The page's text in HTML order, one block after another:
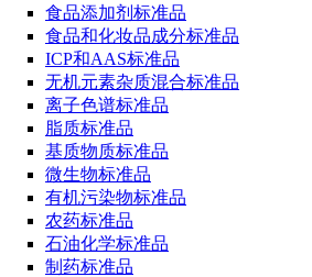
食品添加剂标准品
食品和化妆品成分标准品
ICP和AAS标准品
无机元素杂质混合标准品
离子色谱标准品
脂质标准品
基质物质标准品
微生物标准品
有机污染物标准品
农药标准品
石油化学标准品
制药标准品